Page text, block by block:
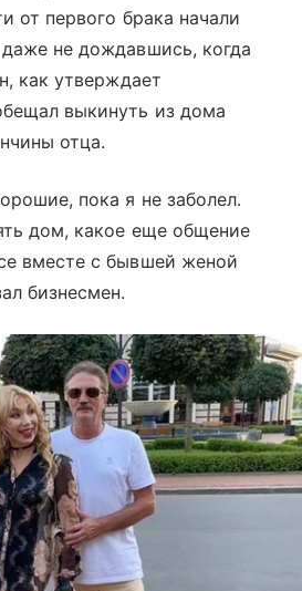
от первого брака начали
не дождавшись, когда
как утверждает
выкинуть из дома
отца.
пока я не заболел.
дом, какое еще общение
вместе с бывшей женой
бизнесмен.